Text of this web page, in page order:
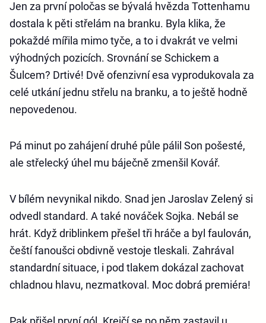
Jen za první poločas se bývalá hvězda Tottenhamu
dostala k pěti střelám na branku. Byla klika, že
pokaždé mířila mimo tyče, a to i dvakrát ve velmi
výhodných pozicích. Srovnání se Schickem a
Šulcem? Drtivé! Dvě ofenzivní esa vyprodukovala za
celé utkání jednu střelu na branku, a to ještě hodně
nepovedenou.
Pá minut po zahájení druhé půle pálil Son pošesté,
ale střelecký úhel mu báječně zmenšil Kovář.
V bílém nevynikal nikdo. Snad jen Jaroslav Zelený si
odvedl standard. A také nováček Sojka. Nebál se
hrát. Když driblinkem přešel tři hráče a byl faulován,
čeští fanoušci obdivně vestoje tleskali. Zahrával
standardní situace, i pod tlakem dokázal zachovat
chladnou hlavu, nezmatkoval. Moc dobrá premiéra!